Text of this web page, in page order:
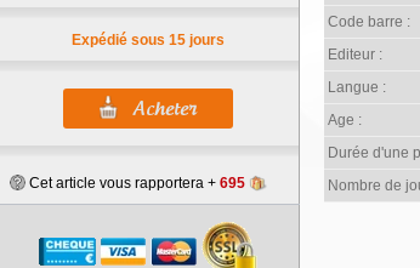
Expédié sous 15 jours
Cet article vous rapportera + 695
Code barre :
Editeur :
Langue :
Age :
Durée d'une
Nombre de